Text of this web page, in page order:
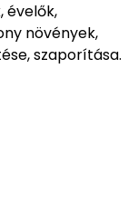
évelők,
növények,
szaporítása.